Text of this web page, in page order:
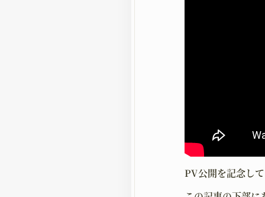
PV公開を記念し